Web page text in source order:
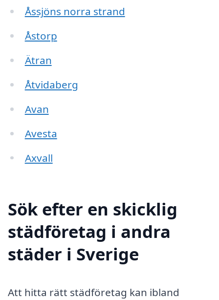
Åssjöns norra strand
Åstorp
Ätran
Åtvidaberg
Avan
Avesta
Axvall
Sök efter en skicklig
städföretag i andra
städer i Sverige
Att hitta rätt städföretag kan ibland